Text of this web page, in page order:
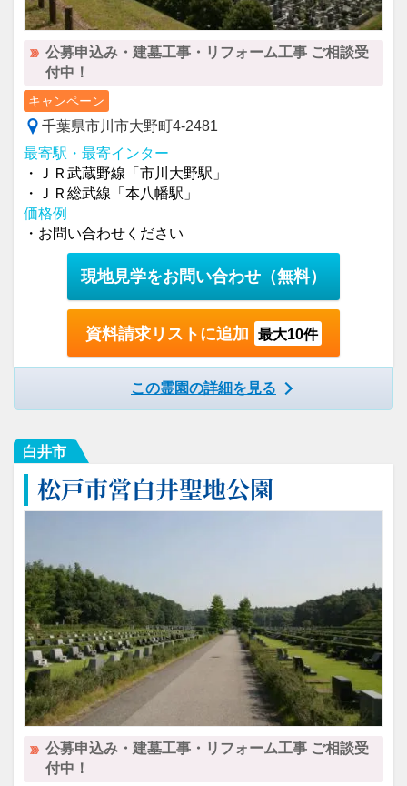
公募申込み・建墓工事・リフォーム工事 ご相談受
付中！
キャンペーン
千葉県市川市大野町4-2481
最寄駅・最寄インター
・ＪＲ武蔵野線「市川大野駅」
・ＪＲ総武線「本八幡駅」
価格例
・お問い合わせください
現地見学をお問い合わせ （無料）
資料請求リストに追加 最大10件
この霊園の詳細を見る
白井市
松戸市営白井聖地公園
公募申込み・建墓工事・リフォーム工事 ご相談受
付中！